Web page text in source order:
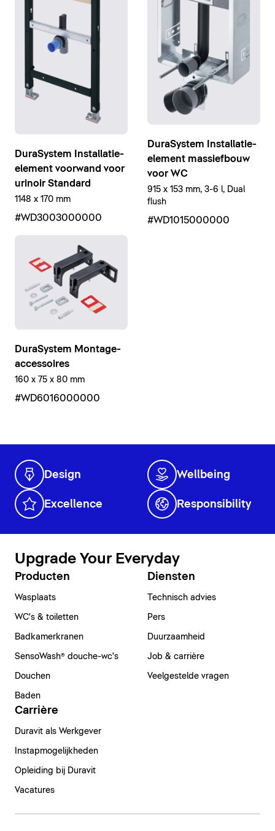
DuraSystem Installatie-
element voorwand voor
urinoir Standard
1148 x 170 mm
#WD3003000000
DuraSystem Installatie-
element massiefbouw
voor WC
915 x 153 mm, 3-6 l, Dual
flush
#WD1015000000
DuraSystem Montage-
accessoires
160 x 75 x 80 mm
#WD6016000000
Design Wellbeing
Excellence Responsibility
Upgrade Your Everyday
Producten
Wasplaats
WC's & toiletten
Badkamerkranen
SensoWash® douche-wc's
Douchen
Baden
Diensten
Technisch advies
Pers
Duurzaamheid
Job & carrière
Veelgestelde vragen
Carrière
Duravit als Werkgever
Instapmogelijkheden
Opleiding bij Duravit
Vacatures